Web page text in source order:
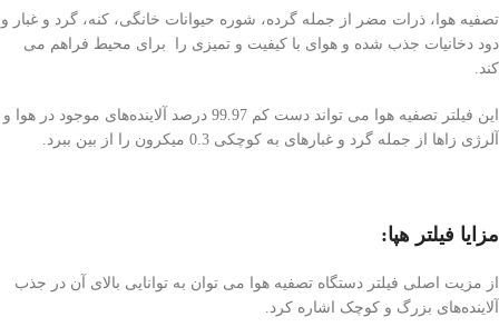
تصفیه هوا، ذرات مضر از جمله گرده، شوره حیوانات خانگی، کنه، گرد و غبار و
دود دخانیات جذب شده و هوای با کیفیت و تمیزی را برای محیط فراهم می
کند.
این فیلتر تصفیه هوا می تواند دست کم 99.97 درصد آلاینده‌های موجود در هوا و
آلرژی زا‌ها از جمله گرد و غبارهای به کوچکی 0.3 میکرون را از بین ببرد.
مزایا فیلتر هپا:
از مزیت اصلی فیلتر دستگاه تصفیه هوا می توان به توانایی بالای آن در جذب
آلاینده‌های بزرگ و کوچک اشاره کرد.